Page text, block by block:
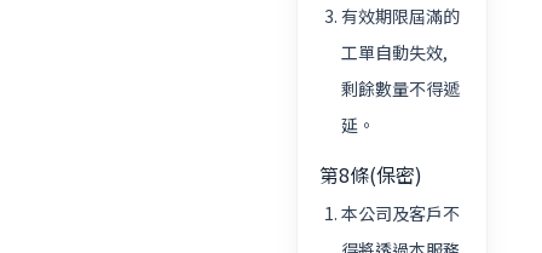
有效期限屆滿的
工單自動失效,
剩餘數量不得遞
延。
第8條(保密)
本公司及客戶不